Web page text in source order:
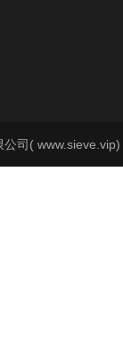
公司(